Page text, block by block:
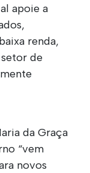
apoie a
renda,
de
da Graça
“vem
novos